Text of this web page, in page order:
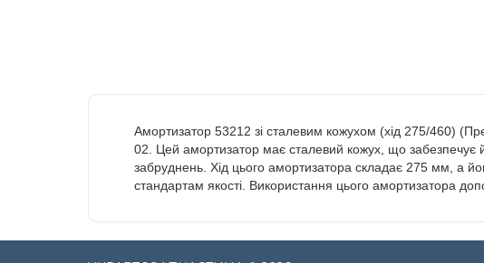
Амортизатор 53212 зі сталевим кожухом (хід 275/460)
02. Цей амортизатор має сталевий кожух, що забезпечує
забруднень. Хід цього амортизатора складає 275 мм, а
стандартам якості. Використання цього амортизатора